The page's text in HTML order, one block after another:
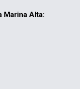
Marina Alta: